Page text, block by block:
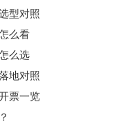
型对照
么看
么选
地对照
票一览